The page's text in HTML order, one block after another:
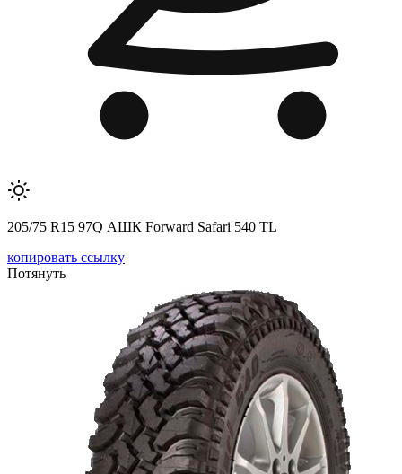
205/75 R15 97Q АШК Forward Safari 540 TL
копировать ссылку
Потянуть